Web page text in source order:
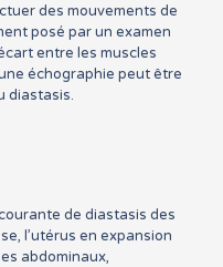
des mouvements de
posé par un examen
entre les muscles
échographie peut être
diastasis.
de diastasis des
l’utérus en expansion
abdominaux,